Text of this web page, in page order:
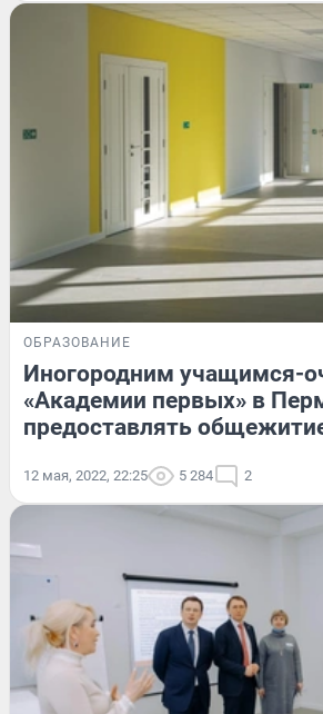
ОБРАЗОВАНИЕ
Иногородним учащимся-
«Академии первых» в
предоставлять
12 мая, 2022, 22:25 5 284 2